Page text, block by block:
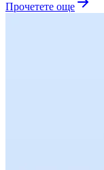
Прочетете още